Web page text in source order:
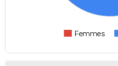
Femmes